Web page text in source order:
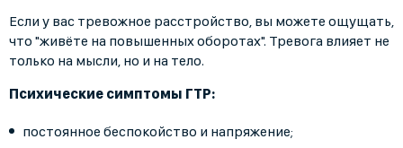
Если у вас тревожное расстройство, вы можете ощущать,
что "живёте на повышенных оборотах". Тревога влияет не
только на мысли, но и на тело.
Психические симптомы ГТР:
постоянное беспокойство и напряжение;